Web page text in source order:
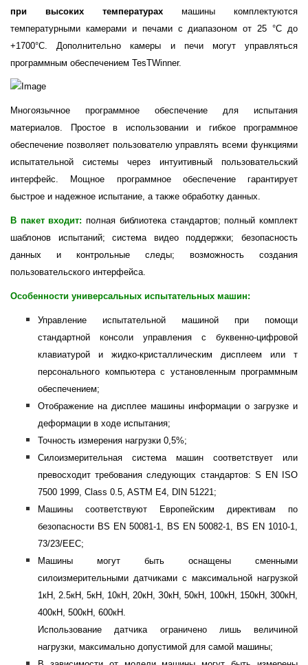
при высоких температурах машины комплектуются
температурными камерами и печами с диапазоном от 25 °С до
+1700°С. Дополнительно камеры и печи могут управляться
программным обеспечением TesTWinner.
Mногоязычное программное обеспечение для испытания
материалов. Простое в использовании и гибкое программное
обеспечение позволяет пользователю управлять всеми функциями
испытательной системы через интуитивный пользовательский
интерфейс. Мощное программное обеспечение гарантирует
быстрое и надежное испытание, а также обработку данных.
В пакет входит:полная библиотека стандартов;полный комплект
шаблонов испытаний;система видео поддержки;безопасность
данных и контрольные следы; возможность создания
пользовательского интерфейса.
Особенности универсальных испытательных машин:
Управление испытательной машиной при помощи
cтандартной консоли управления с буквенно-цифровой
клавиатурой и жидко-кристаллическим дисплеем или т
персонального компьютера с установленным программным
обеспечением;
Отображение на дисплее машины информации о загрузке и
деформации в ходе испытания;
Точность измерения нагрузки 0,5%;
Силоизмерительная система машин соответствует или
превосходит требования следующих стандартов: S EN ISO
7500 1999, Class 0.5, ASTM E4, DIN 51221;
Машины соответствуют Европейским директивам по
безопасности BS EN 50081-1, BS EN 50082-1, BS EN 1010-1,
73/23/EEC;
Машины могут быть оснащены сменными
силоизмерительными датчиками с максимальной нагрузкой
1кН, 2.5кН, 5кН, 10кН, 20кН, З0кН, 50кН, 100кН, 150кН, 300кН,
400кН, 500кН, 600кН.
Использование датчика ограничено лишь величиной
нагрузки, максимально допустимой для самой машины;